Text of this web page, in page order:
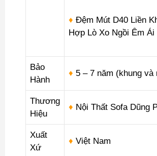
♦ Đệm Mút D40 Liền
Hợp Lò Xo Ngồi Êm Ái
Bảo
Hành
♦ 5 – 7 năm (khung và
Thương
Hiệu
♦ Nội Thất Sofa Dũng
Xuất
Xứ
♦ Việt Nam